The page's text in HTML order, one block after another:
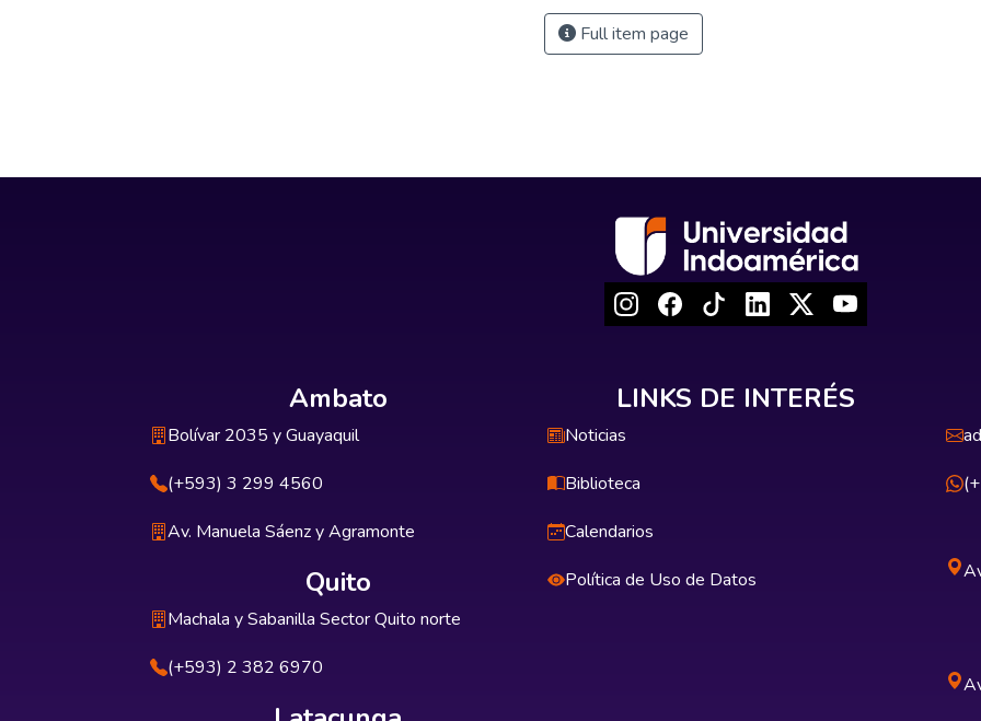
Full item page
Ambato
Bolívar 2035 y Guayaquil
(+593) 3 299 4560
Av. Manuela Sáenz y Agramonte
Quito
Machala y Sabanilla Sector Quito norte
(+593) 2 382 6970
LINKS DE INTERÉS
Noticias
Biblioteca
Calendarios
Política de Uso de Datos